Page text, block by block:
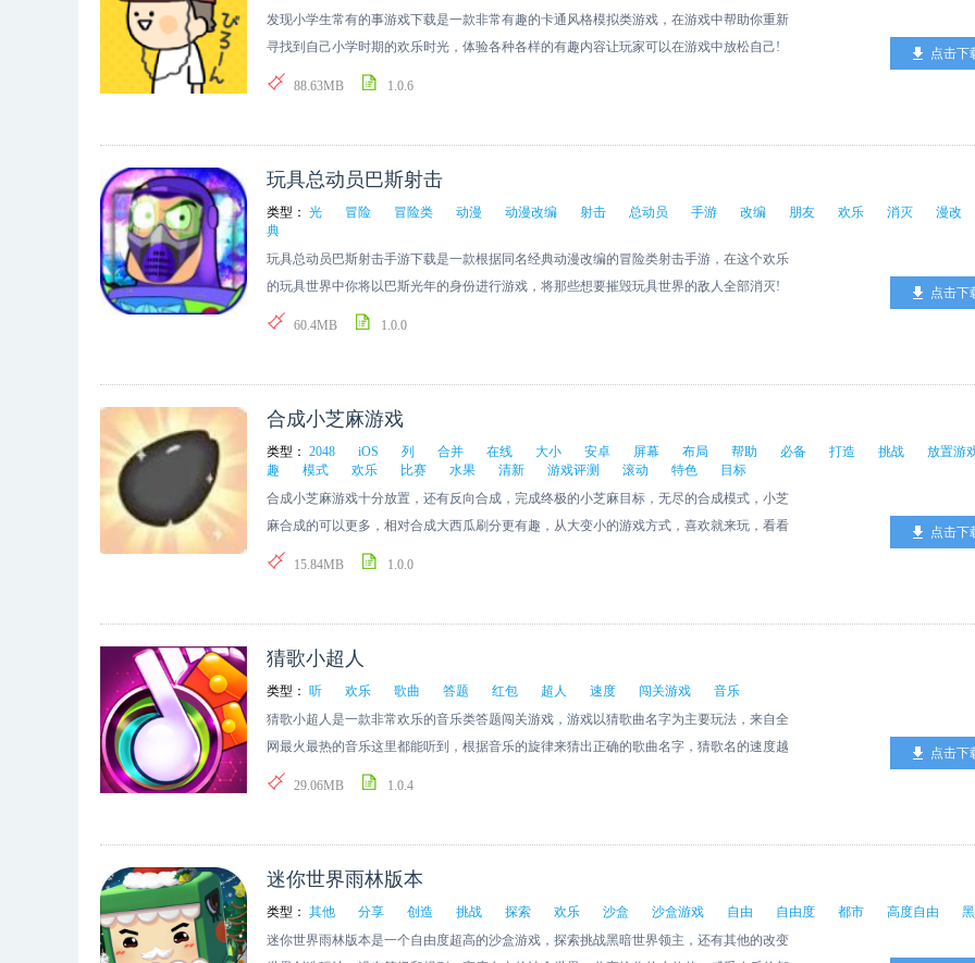
发现小学生常有的事游戏下载是一款非常有趣的卡通风格模拟类游戏，在游戏中帮助你重新
寻找到自己小学时期的欢乐时光，体验各种各样的有趣内容让玩家可以在游戏中放松自己!
喜欢的朋友们快来下载吧。
88.63MB 1.0.6
点击下
玩具总动员巴斯射击
类型： 光 冒险 冒险类 动漫 动漫改编 射击 总动员 手游 改编 朋友 欢乐 消灭 漫改
典
玩具总动员巴斯射击手游下载是一款根据同名经典动漫改编的冒险类射击手游，在这个欢乐
的玩具世界中你将以巴斯光年的身份进行游戏，将那些想要摧毁玩具世界的敌人全部消灭!
喜欢的朋友们快来下载吧。
60.4MB 1.0.0
点击下
合成小芝麻游戏
类型： 2048 iOS 列 合并 在线 大小 安卓 屏幕 布局 帮助 必备 打造 挑战 放置游
趣
模式 欢乐 比赛 水果 清新 游戏评测 滚动 特色
目标
合成小芝麻游戏十分放置，还有反向合成，完成终极的小芝麻目标，无尽的合成模式，小芝
麻合成的可以更多，相对合成大西瓜刷分更有趣，从大变小的游戏方式，喜欢就来玩，看看
小芝麻非常小根本看不出来。游戏特色1.玩一个小时都不会觉得会失败的游戏，通过逐渐的
标，而这个合成的过程将十分趣味；4.掌握到游戏诀窍之后合成就更加简单了，好玩的合成
系列游戏，利用好这一点帮助您开始趣味的合成过程；5.打乱布局，合成的过程十分欢乐，
让水果掉下来之后随意的滚动，小芝麻占据的空间会非常小，这一次合成多一点。游戏玩
法-合成小芝麻的大小是非常小的，可以甚至刷到上万分数，喜欢刷分和比赛的小伙伴必备
的一个放置游戏；-就跟以前的跳一跳一样十分火热但是简单，通过不断的放置和跳跃享受
压的水果，还有无数美味的水果等您来享受。
15.84MB 1.0.0
点击下
猜歌小超人
类型： 听 欢乐 歌曲 答题 红包 超人 速度 闯关游戏
音乐
猜歌小超人是一款非常欢乐的音乐类答题闯关游戏，游戏以猜歌曲名字为主要玩法，来自全
网最火最热的音乐这里都能听到，根据音乐的旋律来猜出正确的歌曲名字，猜歌名的速度越
快得分越高，还有机会获取红包奖励哦。
29.06MB 1.0.4
点击下
迷你世界雨林版本
类型： 其他 分享 创造 挑战 探索 欢乐 沙盒 沙盒游戏 自由 自由度 都市 高度自由
迷你世界雨林版本是一个自由度超高的沙盒游戏，探索挑战黑暗世界领主，还有其他的改变